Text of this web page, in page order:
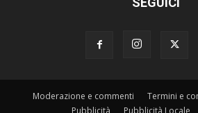
Moderazione e commenti Termini e
Pubblicità
Pubblicità Locale